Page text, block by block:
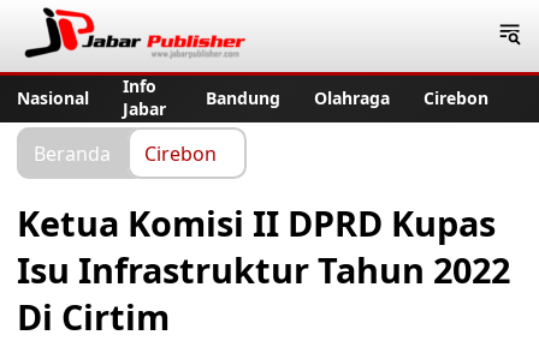
Nasional
Info
Jabar
Bandung Olahraga Cirebon
Beranda Cirebon
Ketua Komisi II DPRD Kupas
Isu Infrastruktur Tahun 2022
Di Cirtim